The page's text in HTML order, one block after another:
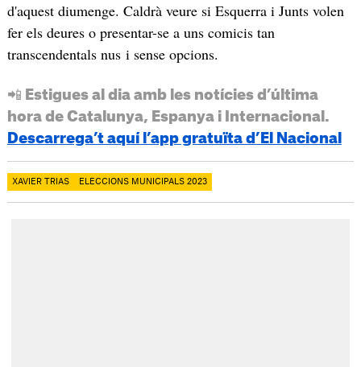
d'aquest diumenge. Caldrà veure si Esquerra i Junts volen
fer els deures o presentar-se a uns comicis tan
transcendentals nus i sense opcions.
📲 Estigues al dia amb les notícies d’última
hora de Catalunya, Espanya i Internacional.
Descarrega’t aquí l’app gratuïta d’El Nacional
XAVIER TRIAS ELECCIONS MUNICIPALS 2023